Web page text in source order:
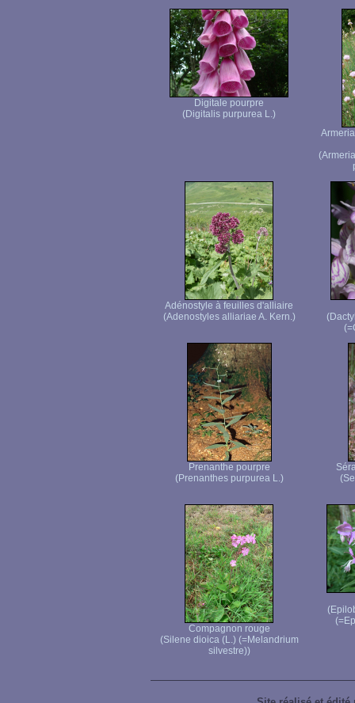
Digitale pourpre
(Digitalis purpurea L.)
Adénostyle à feuilles d'alliaire
(Adenostyles alliariae A. Kern.)
Prenanthe pourpre
(Prenanthes purpurea L.)
Compagnon rouge
(Silene dioica (L.) (=Melandrium
silvestre))